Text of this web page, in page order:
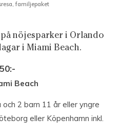
familjepaket
nöjesparker i Orlando
i Miami Beach.
:-
Beach
2 barn 11 år eller yngre
eller Köpenhamn inkl.